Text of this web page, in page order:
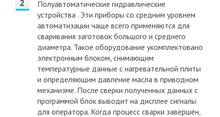
Полуавтоматические гидравлические
устройства . Эти приборы со средним уровнем
автоматизации чаще всего применяются для
сваривания заготовок большого и среднего
диаметра. Такое оборудование укомплектовано
электронным блоком, снимающим
температурные данные с нагревательной плиты
и определяющим давление масла в приводном
механизме. После сверки полученных данных с
программой блок выводит на дисплее сигналы
для оператора. Когда процесс сварки завершён,